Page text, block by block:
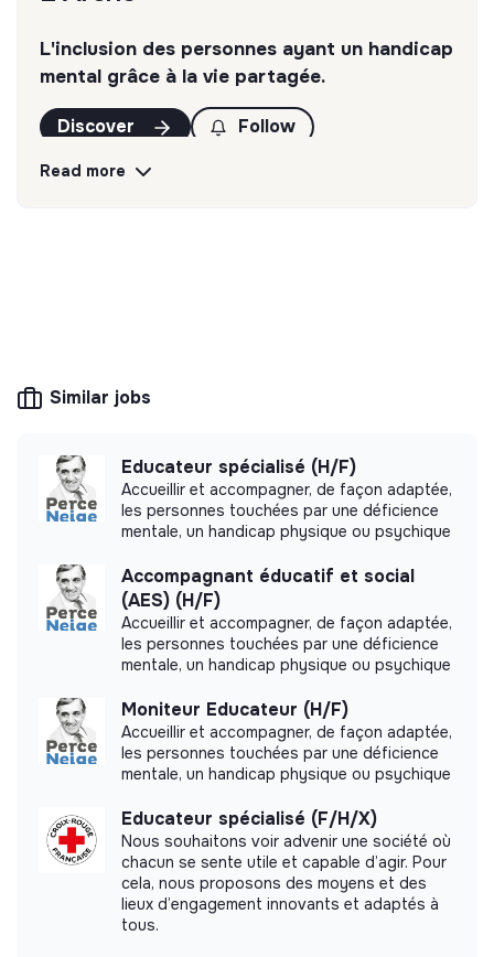
L'inclusion des personnes ayant un handicap
mental grâce à la vie partagée.
Discover Follow
More information
Website
Nonprofit organization
employees
L'Arche did not yet communicate its impact
measurement.
Labels and certifications
This structure did not communicate to us the
Read more
Similar jobs
Educateur spécialisé (H/F)
Accueillir et accompagner, de façon adaptée,
les personnes touchées par une déficience
mentale, un handicap physique ou psychique
Accompagnant éducatif et social
(AES) (H/F)
Accueillir et accompagner, de façon adaptée,
les personnes touchées par une déficience
mentale, un handicap physique ou psychique
Moniteur Educateur (H/F)
Accueillir et accompagner, de façon adaptée,
les personnes touchées par une déficience
mentale, un handicap physique ou psychique
Educateur spécialisé (F/H/X)
Nous souhaitons voir advenir une société où
chacun se sente utile et capable d’agir. Pour
cela, nous proposons des moyens et des
lieux d’engagement innovants et adaptés à
tous.